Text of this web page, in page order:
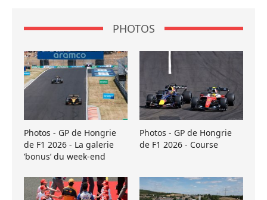
PHOTOS
Photos - GP de Hongrie
de F1 2026 - La galerie
’bonus’ du week-end
Photos - GP de Hongrie
de F1 2026 - Course